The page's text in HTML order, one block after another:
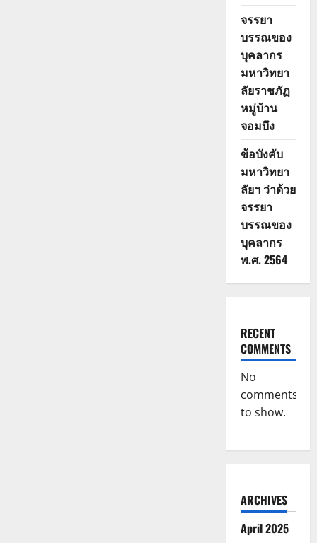
จรรยา
บรรณของ
บุคลากร
มหาวิทยา
ลัยราชภัฏ
หมู่บ้าน
จอมบึง
ข้อบังคับ
มหาวิทยา
ลัยฯ ว่าด้วย
จรรยา
บรรณของ
บุคลากร
พ.ศ. 2564
RECENT
COMMENTS
No
comments
to show.
ARCHIVES
April 2025